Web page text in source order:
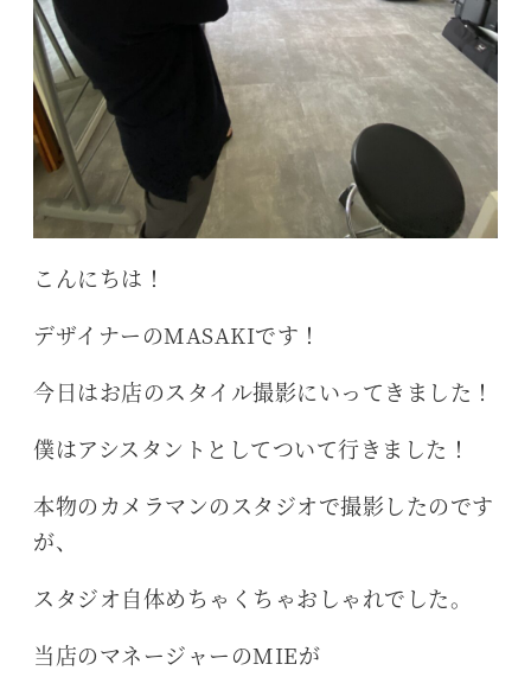
こんにちは！
デザイナーのMASAKIです！
今日はお店のスタイル撮影にいってきました！
僕はアシスタントとしてついて行きました！
本物のカメラマンのスタジオで撮影したのです
が、
スタジオ自体めちゃくちゃおしゃれでした。
当店のマネージャーのMIEが